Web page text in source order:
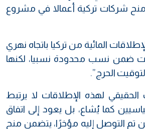
منح شركات تركية أعمالا في مشروع
المائية من تركيا باتجاه نهري
ضمن نسب محدودة نسبيا، لكنها
الحرج”.
لهذه الإطلاقات لا يرتبط
كما يُشاع، بل يعود إلى اتفاق
تم التوصل إليه مؤخرًا، يتضمن منح